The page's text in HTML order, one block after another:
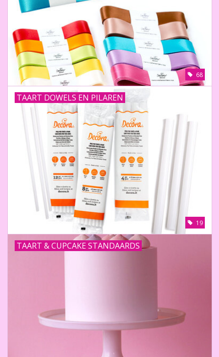
68
TAART DOWELS EN PILAREN
19
TAART & CUPCAKE STANDAARDS